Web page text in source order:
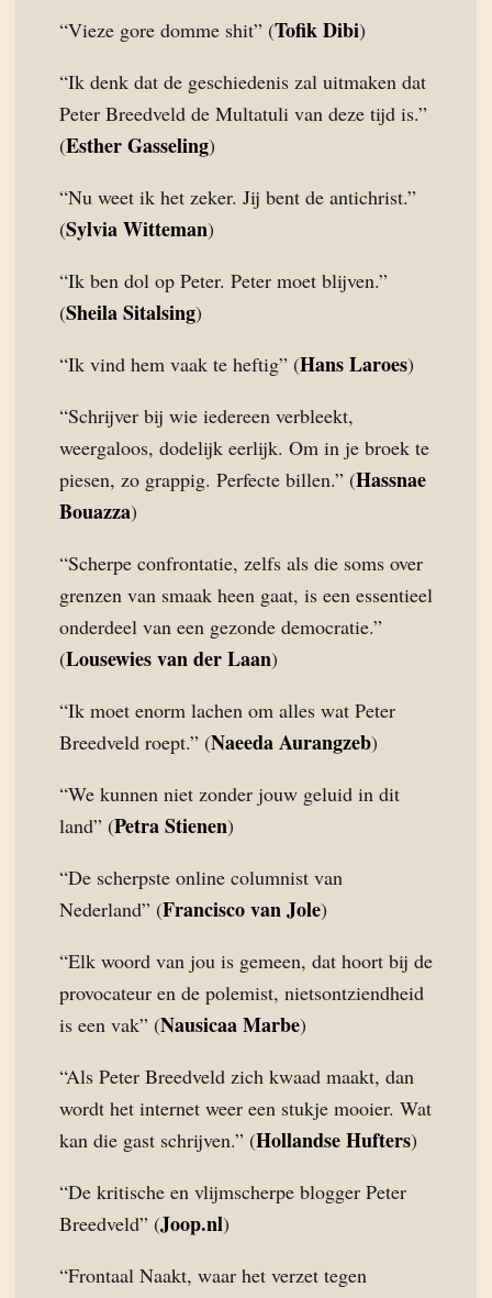
“Vieze gore domme shit” (Tofik Dibi)
“Ik denk dat de geschiedenis zal uitmaken dat
Peter Breedveld de Multatuli van deze tijd is.”
(Esther Gasseling)
“Nu weet ik het zeker. Jij bent de antichrist.”
(Sylvia Witteman)
“Ik ben dol op Peter. Peter moet blijven.”
(Sheila Sitalsing)
“Ik vind hem vaak te heftig” (Hans Laroes)
“Schrijver bij wie iedereen verbleekt,
weergaloos, dodelijk eerlijk. Om in je broek te
piesen, zo grappig. Perfecte billen.” (Hassnae
Bouazza)
“Scherpe confrontatie, zelfs als die soms over
grenzen van smaak heen gaat, is een essentieel
onderdeel van een gezonde democratie.”
(Lousewies van der Laan)
“Ik moet enorm lachen om alles wat Peter
Breedveld roept.” (Naeeda Aurangzeb)
“We kunnen niet zonder jouw geluid in dit
land” (Petra Stienen)
“De scherpste online columnist van
Nederland” (Francisco van Jole)
“Elk woord van jou is gemeen, dat hoort bij de
provocateur en de polemist, nietsontziendheid
is een vak” (Nausicaa Marbe)
“Als Peter Breedveld zich kwaad maakt, dan
wordt het internet weer een stukje mooier. Wat
kan die gast schrijven.” (Hollandse Hufters)
“De kritische en vlijmscherpe blogger Peter
Breedveld” (Joop.nl)
“Frontaal Naakt, waar het verzet tegen